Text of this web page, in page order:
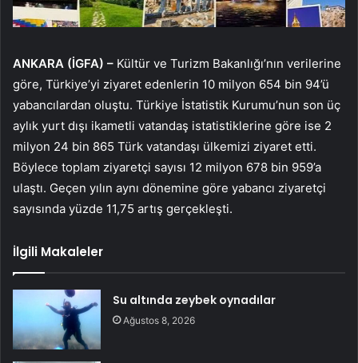
ANKARA (İGFA) – Kültür ve Turizm Bakanlığı’nın verilerine
göre, Türkiye’yi ziyaret edenlerin 10 milyon 654 bin 94’ü
yabancılardan oluştu. Türkiye İstatistik Kurumu’nun son üç
aylık yurt dışı ikametli vatandaş istatistiklerine göre ise 2
milyon 24 bin 865 Türk vatandaşı ülkemizi ziyaret etti.
Böylece toplam ziyaretçi sayısı 12 milyon 678 bin 959’a
ulaştı. Geçen yılın aynı dönemine göre yabancı ziyaretçi
sayısında yüzde 11,75 artış gerçekleşti.
İlgili Makaleler
Su altında zeybek oynadılar
Ağustos 8, 2026